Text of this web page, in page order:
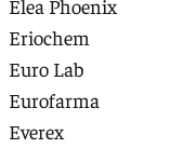
Elea Phoenix
Eriochem
Euro Lab
Eurofarma
Everex